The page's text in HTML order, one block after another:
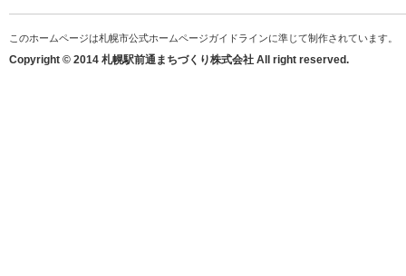
このホームページは札幌市公式ホームページガイドラインに準じて制作されています。
Copyright © 2014 札幌駅前通まちづくり株式会社 All right reserved.